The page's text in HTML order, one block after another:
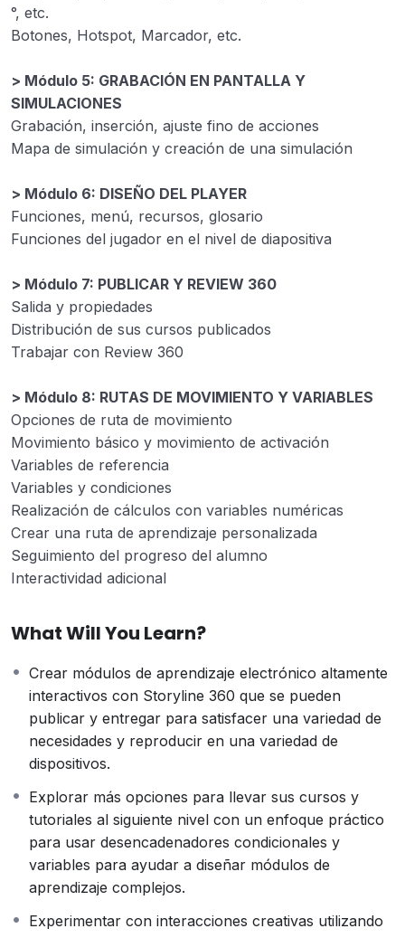
°, etc.
Botones, Hotspot, Marcador, etc.
> Módulo 5: GRABACIÓN EN PANTALLA Y
SIMULACIONES
Grabación, inserción, ajuste fino de acciones
Mapa de simulación y creación de una simulación
> Módulo 6: DISEÑO DEL PLAYER
Funciones, menú, recursos, glosario
Funciones del jugador en el nivel de diapositiva
> Módulo 7: PUBLICAR Y REVIEW 360
Salida y propiedades
Distribución de sus cursos publicados
Trabajar con Review 360
> Módulo 8: RUTAS DE MOVIMIENTO Y VARIABLES
Opciones de ruta de movimiento
Movimiento básico y movimiento de activación
Variables de referencia
Variables y condiciones
Realización de cálculos con variables numéricas
Crear una ruta de aprendizaje personalizada
Seguimiento del progreso del alumno
Interactividad adicional
What Will You Learn?
Crear módulos de aprendizaje electrónico altamente
interactivos con Storyline 360 ​​que se pueden
publicar y entregar para satisfacer una variedad de
necesidades y reproducir en una variedad de
dispositivos.
Explorar más opciones para llevar sus cursos y
tutoriales al siguiente nivel con un enfoque práctico
para usar desencadenadores condicionales y
variables para ayudar a diseñar módulos de
aprendizaje complejos.
Experimentar con interacciones creativas utilizando